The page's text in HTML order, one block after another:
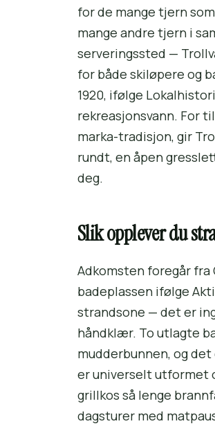
for de mange tjern
mange andre tjern i
serveringssted —
for både skiløpere og
1920, ifølge
rekreasjonsvann. For
marka-tradisjon, gir
rundt, en åpen
deg.
Slik opplever du
Adkomsten foregår fra
badeplassen ifølge
strandsone — det er
håndklær. To utlagte
mudderbunnen, og
er universelt utformet
grillkos så lenge
dagsturer med